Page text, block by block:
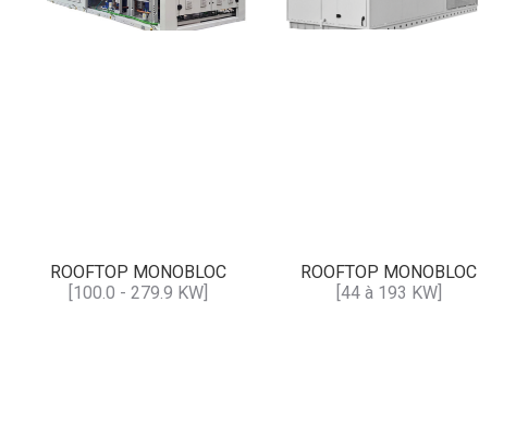
ROOFTOP MONOBLOC
[100.0 - 279.9 KW]
ROOFTOP MONOBLOC
[44 à 193 KW]